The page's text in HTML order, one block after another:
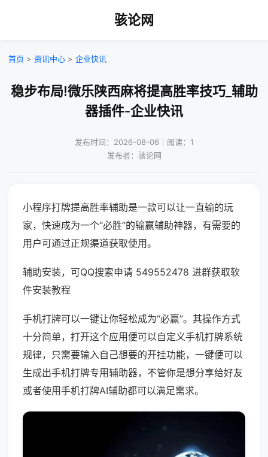
骇论网
首页 > 资讯中心 > 企业快讯
稳步布局!微乐陕西麻将提高胜率技巧_辅助
器插件-企业快讯
发布时间：2026-08-06｜阅读：1
发布者：骇论网
小程序打牌提高胜率辅助是一款可以让一直输的玩
家，快速成为一个“必胜”的输赢辅助神器，有需要的
用户可通过正规渠道获取使用。
辅助安装，可QQ搜索申请 549552478 进群获取软
件安装教程
手机打牌可以一键让你轻松成为“必赢”。其操作方式
十分简单，打开这个应用便可以自定义手机打牌系统
规律，只需要输入自己想要的开挂功能，一键便可以
生成出手机打牌专用辅助器，不管你是想分享给好友
或者使用手机打牌AI辅助都可以满足需求。